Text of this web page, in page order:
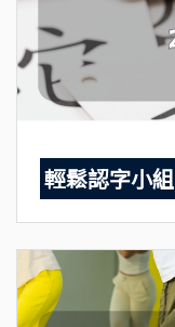
輕鬆認字小組